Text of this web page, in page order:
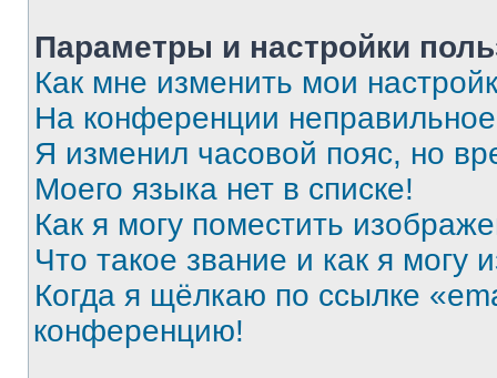
Параметры и настройки
Как мне изменить мои
На конференции
Я изменил часовой пояс, но
Моего языка нет в списке!
Как я могу поместить
Что такое звание и как я могу
Когда я щёлкаю по ссылке
конференцию!